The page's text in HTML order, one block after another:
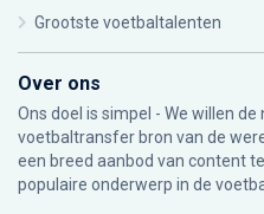
Grootste voetbaltalenten
Over ons
Ons doel is simpel - We willen
voetbaltransfer bron van de
een breed aanbod van content
populaire onderwerp in de